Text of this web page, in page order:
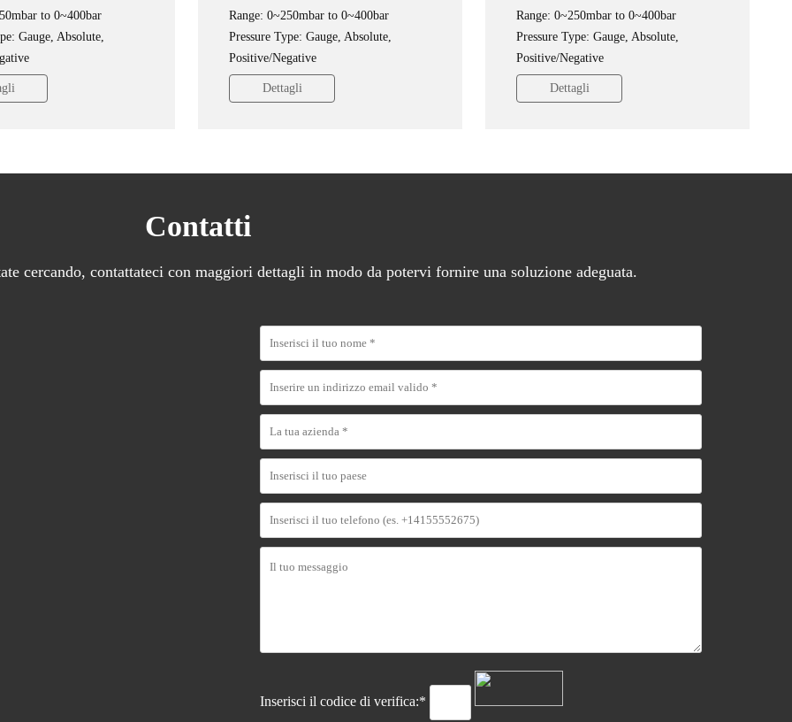
to 0~400bar
Gauge, Absolute,
±0.5%FS
DC, 0/1V~5/10V
Range: 0~250mbar to 0~400bar
Pressure Type: Gauge, Absolute,
Positive/Negative
Accuracy: ±0.25%FS, ±0.5%FS
Output: 4mA~20mA DC, 0/1V~5/10V
Dettagli
Range: 0~250mbar to 0~400bar
Pressure Type: Gauge, Absolute,
Positive/Negative
Accuracy: ±0.25%FS, ±0.5%FS
Output: 4mA~20mA DC, 0/1V~5/10V
Dettagli
Contatti
cercando, contattateci con maggiori dettagli in modo da potervi fornire una soluzione adeguata.
Inserisci il codice di verifica:*